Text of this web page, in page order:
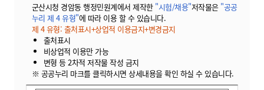
군산시청 경암동 행정민원계에서 제작한 "시험/채용"저작물은 "공공
누리 제 4 유형"에 따라 이용 할 수 있습니다.
제 4 유형: 출처표시+상업적 이용금지+변경금지
출처표시
비상업적 이용만 가능
변형 등 2차적 저작물 작성 금지
※ 공공누리 마크를 클릭하시면 상세내용을 확인 하실 수 있습니다.